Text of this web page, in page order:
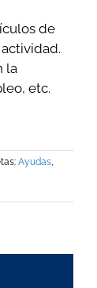
de
la
etc.
Ayudas,